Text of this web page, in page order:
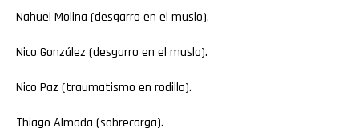
Nahuel Molina (desgarro en el muslo).
Nico González (desgarro en el muslo).
Nico Paz (traumatismo en rodilla).
Thiago Almada (sobrecarga).